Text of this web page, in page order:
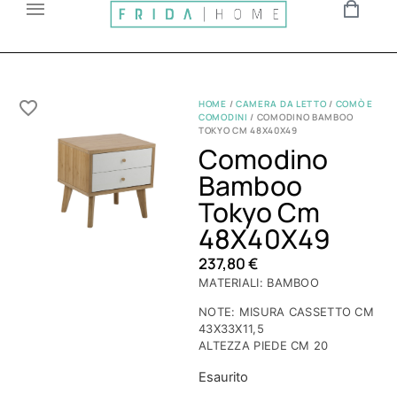
HOME / CAMERA DA LETTO / COMÒ E
COMODINI / COMODINO BAMBOO
TOKYO CM 48X40X49
Comodino
Bamboo
Tokyo Cm
48X40X49
237,80€
MATERIALI: BAMBOO
NOTE: MISURA CASSETTO CM
43X33X11,5
ALTEZZA PIEDE CM 20
Esaurito